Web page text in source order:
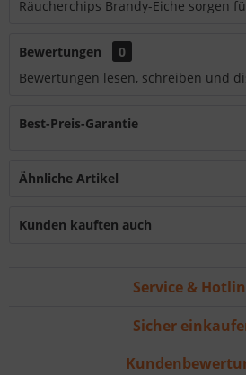
Räucherchips Brandy-Eiche sorgen
Bewertungen
0
Bewertungen lesen, schreiben und
Best-Preis-Garantie
Ähnliche Artikel
Kunden kauften auch
Service &
Sicher